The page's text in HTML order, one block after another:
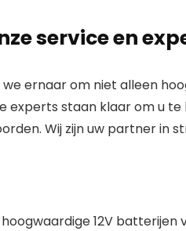
service en
ernaar om niet alleen
experts staan klaar om u
Wij zijn uw partner in
12V batterijen